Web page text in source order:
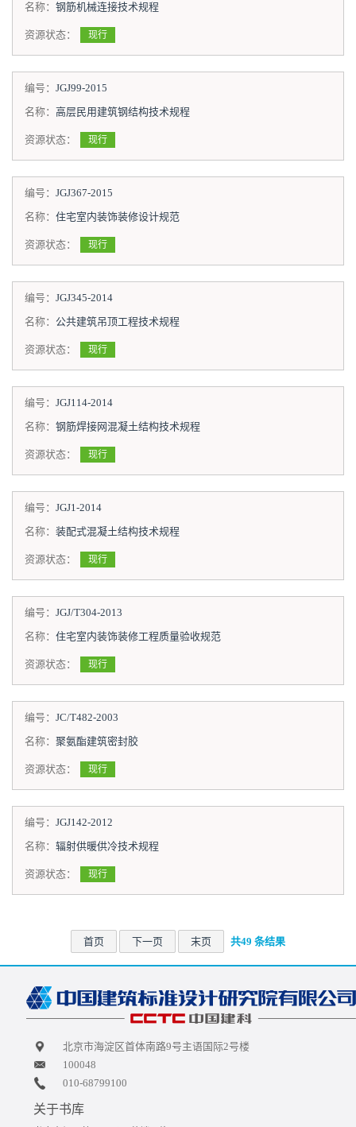
名称： 钢筋机械连接技术规程
资源状态： 现行
编号： JGJ99-2015
名称： 高层民用建筑钢结构技术规程
资源状态： 现行
编号： JGJ367-2015
名称： 住宅室内装饰装修设计规范
资源状态： 现行
编号： JGJ345-2014
名称： 公共建筑吊顶工程技术规程
资源状态： 现行
编号： JGJ114-2014
名称： 钢筋焊接网混凝土结构技术规程
资源状态： 现行
编号： JGJ1-2014
名称： 装配式混凝土结构技术规程
资源状态： 现行
编号： JGJ/T304-2013
名称： 住宅室内装饰装修工程质量验收规范
资源状态： 现行
编号： JC/T482-2003
名称： 聚氨酯建筑密封胶
资源状态： 现行
编号： JGJ142-2012
名称： 辐射供暖供冷技术规程
资源状态： 现行
首页 下一页 末页 共49 条结果
北京市海淀区首体南路9号主语国际2号楼
100048
010-68799100
关于书库